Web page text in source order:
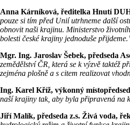
Anna Kárníková, ředitelka Hnutí
pouze si tím před Unií utrhneme další
obnovit naši krajinu. Ministerstvo
bolesti české krajiny jednoduše
Mgr. Ing. Jaroslav Šebek, předseda
zemědělství ČR, která se k výzvě taktéž
zejména plošně a s citem realizovat
Ing. Karel Kříž, výkonný
naší krajiny tak, aby byla připravená na
Jiří Malík, předseda z.s. Živá voda,